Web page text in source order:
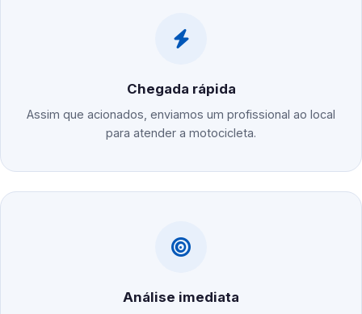
Chegada rápida
Assim que acionados, enviamos um profissional ao local
para atender a motocicleta.
Análise imediata